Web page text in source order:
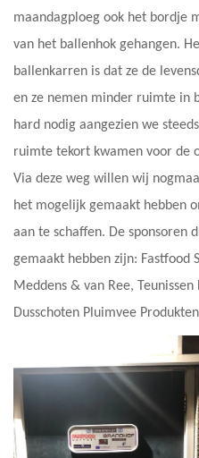
maandagploeg ook het bordje
van het ballenhok gehangen.
ballenkarren is dat ze de
en ze nemen minder ruimte in
hard nodig aangezien we
ruimte tekort kwamen voor de
Via deze weg willen wij
het mogelijk gemaakt hebben
aan te schaffen. De sponsoren
gemaakt hebben zijn: Fastfood
Meddens & van Ree,
Dusschoten Pluimvee